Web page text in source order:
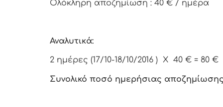
Ολόκληρη αποζημίωση : 40 € / ημέρα
Αναλυτικά:
2 ημέρες (17/10-18/10/2016 ) Χ 40 € = 80 €
Συνολικό ποσό ημερήσιας